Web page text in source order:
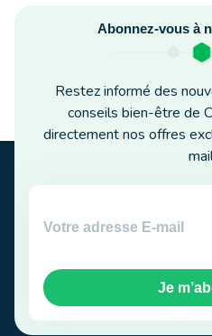
Abonnez-vous à
Restez informé des
conseils bien-être de
directement nos offres
Je